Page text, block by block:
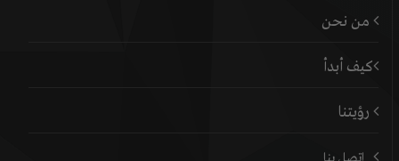
من نحن
كيف أبدأ
رؤيتنا